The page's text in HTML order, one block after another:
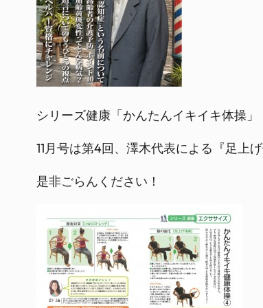
シリーズ健康「かんたんイキイキ体操」
11月号は第4回、澤木代表による『足上
是非ごらんください！